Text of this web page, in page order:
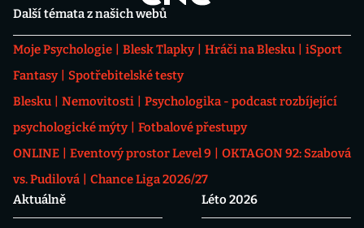
Další témata z našich webů
Moje Psychologie Blesk Tlapky Hráči na Blesku
iSport
Fantasy
Spotřebitelské testy
Blesku
Nemovitosti
Psychologika - podcast rozbíjející
psychologické mýty
Fotbalové přestupy
ONLINE
Eventový prostor Level 9
OKTAGON 92: Szabová
vs. Pudilová
Chance Liga 2026/27
Aktuálně
Léto 2026